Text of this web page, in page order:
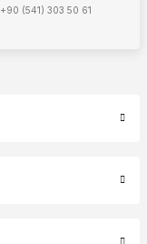
+90 (541) 303 50 61